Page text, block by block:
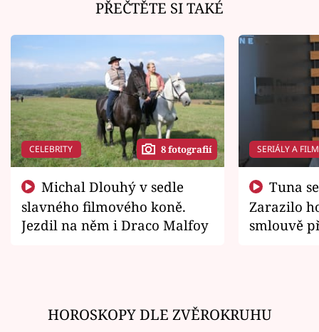
PŘEČTĚTE SI TAKÉ
CELEBRITY 8 fotografií
slavného filmového koně.
Jezdil na něm i Draco Malfoy
SERIÁLY A
Zarazilo
smlouvě
HOROSKOPY DLE ZVĚROKRUHU